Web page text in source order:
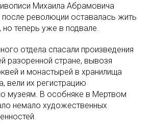
Михаила Абрамовича
революции оставалась жить
теперь уже в подвале.
отдела спасали произведения
разоренной стране, вывозя
и монастырей в хранилища
вели их регистрацию
музеям. В особняке в Мертвом
немало художественных